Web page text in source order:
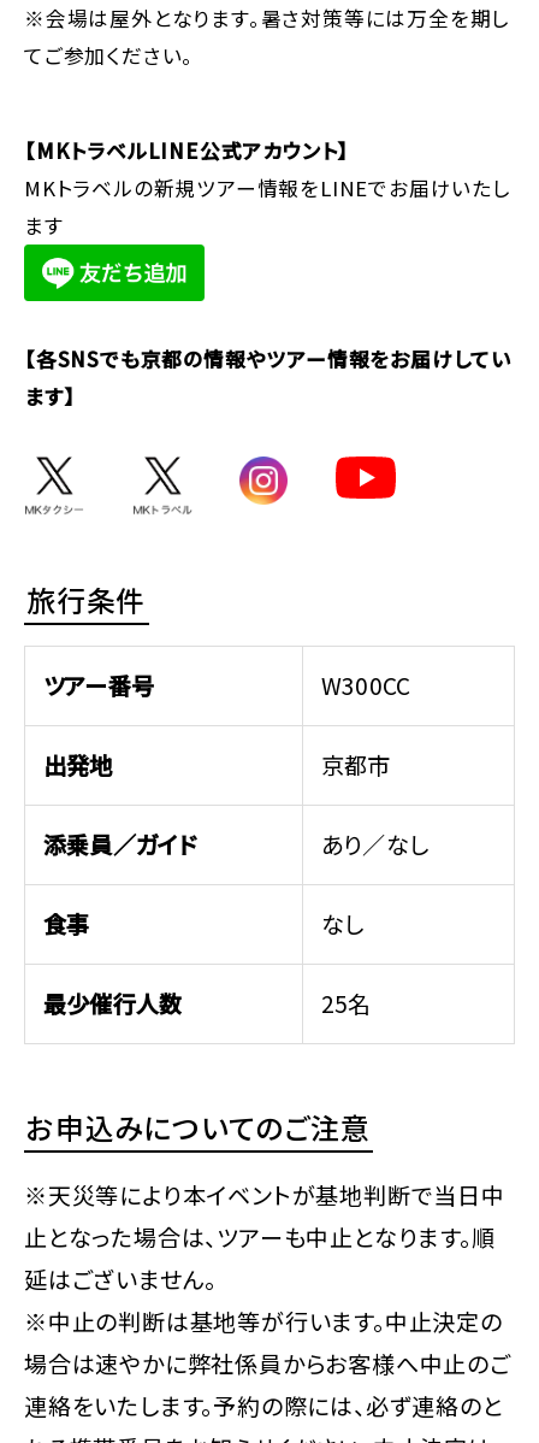
※会場は屋外となります。暑さ対策等には万全を期し
てご参加ください。
【MKトラベルLINE公式アカウント】
MKトラベルの新規ツアー情報をLINEでお届けいたし
ます
【各SNSでも京都の情報やツアー情報をお届けしてい
ます】
旅行条件
ツアー番号 W300CC
出発地 京都市
添乗員／ガイド あり／なし
食事 なし
最少催行人数 25名
お申込みについてのご注意
※天災等により本イベントが基地判断で当日中
止となった場合は、ツアーも中止となります。順
延はございません。
※中止の判断は基地等が行います。中止決定の
場合は速やかに弊社係員からお客様へ中止のご
連絡をいたします。予約の際には、必ず連絡のと